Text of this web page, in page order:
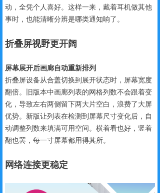
动，全凭个人喜好。这样一来，戴着耳机做其他
事时，也能清晰分辨是哪类通知响了。
折叠屏视野更开阔
屏幕展开后画廊自动重新排列
折叠屏设备从合盖切换到展开状态时，屏幕宽度
翻倍。旧版本中画廊列表的网格列数不会跟着变
化，导致左右两侧留下两大片空白，浪费了大屏
优势。新版让列表在检测到屏幕尺寸变化后，自
动调整列数来填满可用空间。横着看也好，竖着
翻也罢，每一寸屏幕都用得其所。
网络连接更稳定